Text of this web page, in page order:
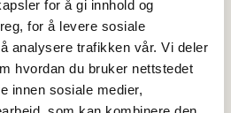
for å gi innhold og
for å levere sosiale
analysere trafikken vår. Vi deler
hvordan du bruker nettstedet
innen sosiale medier,
med tyttebær og erter